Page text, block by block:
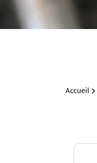
Accueil